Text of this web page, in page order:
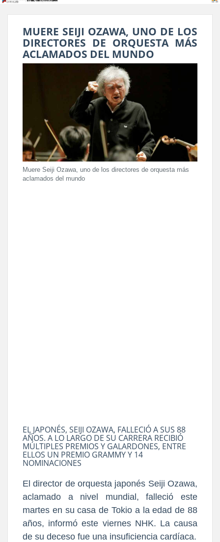
MUERE SEIJI OZAWA, UNO DE LOS
DIRECTORES DE ORQUESTA MÁS
ACLAMADOS DEL MUNDO
Muere Seiji Ozawa, uno de los directores de orquesta más
aclamados del mundo
EL JAPONÉS, SEIJI OZAWA, FALLECIÓ A SUS 88
AÑOS. A LO LARGO DE SU CARRERA RECIBIÓ
MÚLTIPLES PREMIOS Y GALARDONES, ENTRE
ELLOS UN PREMIO GRAMMY Y 14
NOMINACIONES
El director de orquesta japonés Seiji Ozawa,
aclamado a nivel mundial, falleció este
martes en su casa de Tokio a la edad de 88
años, informó este viernes NHK. La causa
de su deceso fue una insuficiencia cardíaca.